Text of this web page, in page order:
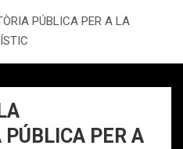
PÚBLICA PER A LA
PÚBLICA PER A